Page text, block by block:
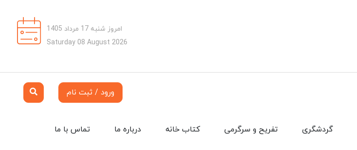
امروز شنبه 17 مرداد 1405
Saturday 08 August 2026
ورود / ثبت نام
تماس با ما درباره ما کتاب خانه تفریح و سرگرمی گردشگری